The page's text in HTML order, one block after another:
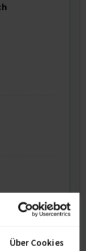
Über Cookies